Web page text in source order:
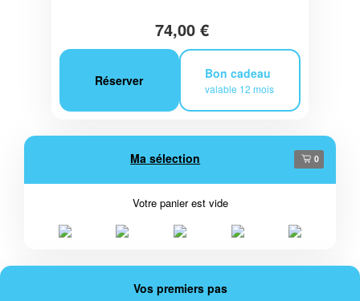
74,00 €
Réserver Bon cadeau
valable 12 mois
Ma sélection 0
Votre panier est vide
Vos premiers pas